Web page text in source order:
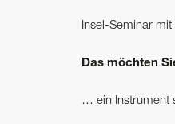
Insel-Seminar mit
Das möchten
… ein Instrument